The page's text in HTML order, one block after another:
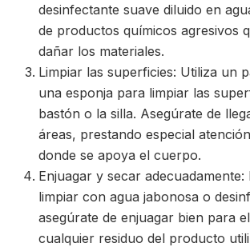
desinfectante suave diluido en
de productos químicos agresivos
dañar los materiales.
Limpiar las superficies: Utiliza un
una esponja para limpiar las
bastón o la silla. Asegúrate de
áreas, prestando especial
donde se apoya el cuerpo.
Enjuagar y secar adecuadamente:
limpiar con agua jabonosa o
asegúrate de enjuagar bien para
cualquier residuo del producto